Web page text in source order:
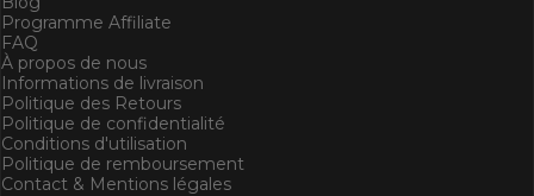
Programme Affiliate
FAQ
À propos de nous
Informations de livraison
Politique des Retours
Politique de confidentialité
Conditions d'utilisation
Politique de remboursement
Contact & Mentions légales